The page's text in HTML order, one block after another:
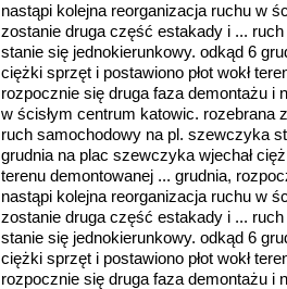
nastąpi kolejna reorganizacja ruchu w
zostanie druga część estakady i ...
stanie się jednokierunkowy. odkąd 6
ciężki sprzęt i postawiono płot wokł
rozpocznie się druga faza demontażu i
w ścisłym centrum katowic. rozebrana
ruch samochodowy na pl. szewczyka
grudnia na plac szewczyka wjechał
terenu demontowanej ... grudnia,
nastąpi kolejna reorganizacja ruchu w
zostanie druga część estakady i ...
stanie się jednokierunkowy. odkąd 6
ciężki sprzęt i postawiono płot wokł
rozpocznie się druga faza demontażu i